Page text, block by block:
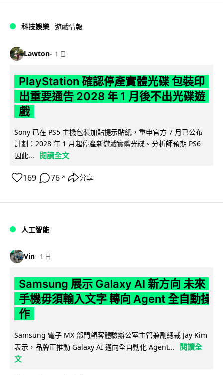
科技娛樂 遊戲情報
Lawton 1 日
PlayStation 確認停產實體光碟 包裝印
出重要通告 2028 年 1 月後不出光碟遊
戲
Sony 已在 PS5 主機包裝加貼提示貼紙，重申官方 7 月已公布
計劃：2028 年 1 月起停產新遊戲實體光碟。分析師預期 PS6
因此...
閱讀全文
169 76 ↗ 分享
人工智能
Vin 1 日
Samsung 展示 Galaxy AI 新方向 未來
手機毋須輸入文字 轉向 Agent 全自動操
作
Samsung 電子 MX 部門顧客體驗辦公室主管兼副總裁 Jay Kim
表示，品牌正推動 Galaxy AI 邁向全自動化 Agent...
閱讀全
文